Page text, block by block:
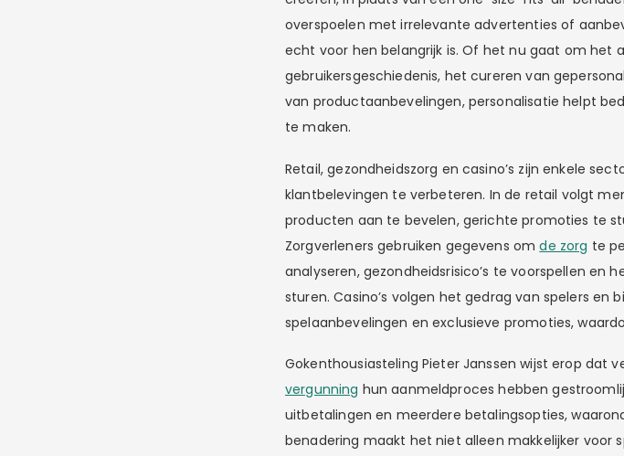
overspoelen met irrelevante advertenties of
echt voor hen belangrijk is. Of het nu gaat om het
gebruikersgeschiedenis, het cureren van
van productaanbevelingen, personalisatie helpt
te maken.
Retail, gezondheidszorg en casino’s zijn enkele
klantbelevingen te verbeteren. In de retail volgt
producten aan te bevelen, gerichte promoties te
Zorgverleners gebruiken gegevens omde zorg te
analyseren, gezondheidsrisico’s te voorspellen en
sturen. Casino’s volgen het gedrag van spelers en
spelaanbevelingen en exclusieve promoties,
Gokenthousiasteling Pieter Janssen wijst erop dat
vergunning hun aanmeldproces hebben
uitbetalingen en meerdere betalingsopties,
benadering maakt het niet alleen makkelijker voor